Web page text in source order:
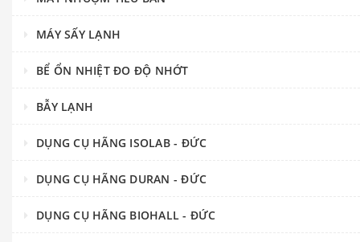
MÁY SẤY LẠNH
BỂ ỔN NHIỆT ĐO ĐỘ NHỚT
BẪY LẠNH
DỤNG CỤ HÃNG ISOLAB - ĐỨC
DỤNG CỤ HÃNG DURAN - ĐỨC
DỤNG CỤ HÃNG BIOHALL - ĐỨC